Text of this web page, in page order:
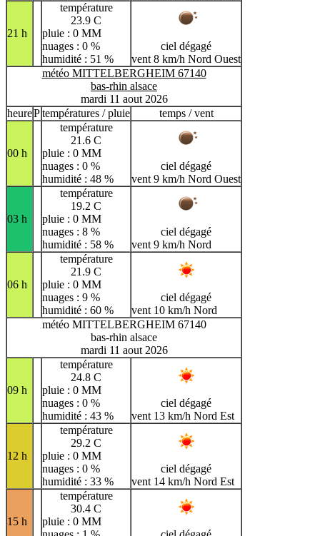
21 h
température
23.9 C
pluie : 0 MM
nuages : 0 %
humidité : 51 %
ciel dégagé
vent 8 km/h Nord Ouest
météo MITTELBERGHEIM 67140
bas-rhin alsace
mardi 11 aout 2026
heurePtempératures / pluie temps / vent
00 h
température
21.6 C
pluie : 0 MM
nuages : 0 %
humidité : 48 %
ciel dégagé
vent 9 km/h Nord Ouest
03 h
température
19.2 C
pluie : 0 MM
nuages : 8 %
humidité : 58 %
ciel dégagé
vent 9 km/h Nord
06 h
température
21.9 C
pluie : 0 MM
nuages : 9 %
humidité : 60 %
ciel dégagé
vent 10 km/h Nord
météo MITTELBERGHEIM 67140
bas-rhin alsace
mardi 11 aout 2026
09 h
température
24.8 C
pluie : 0 MM
nuages : 0 %
humidité : 43 %
ciel dégagé
vent 13 km/h Nord Est
12 h
température
29.2 C
pluie : 0 MM
nuages : 0 %
humidité : 33 %
ciel dégagé
vent 14 km/h Nord Est
15 h
température
30.4 C
pluie : 0 MM